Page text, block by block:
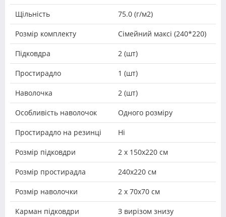
Щільність 75.0 (г/м2)
Розмір комплекту Сімейний максі (240*220)
Підковдра 2 (шт)
Простирадло 1 (шт)
Наволочка 2 (шт)
Особливість наволочок Одного розміру
Простирадло на резинці Ні
Розмір підковдри 2 х 150х220 см
Розмір простирадла 240х220 см
Розмір наволочки 2 х 70х70 см
Карман підковдри З вирізом знизу